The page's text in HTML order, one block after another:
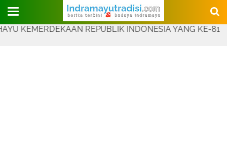
Judul Website
REPUBLIK INDONESIA YANG KE-81